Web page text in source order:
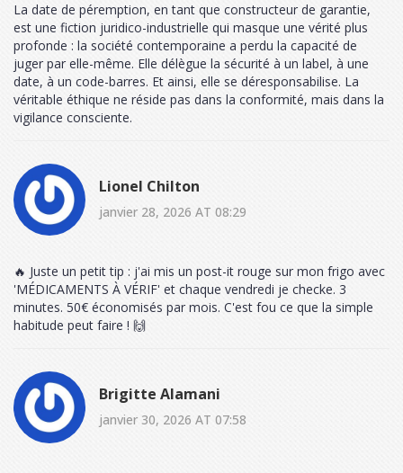
La date de péremption, en tant que constructeur de garantie,
est une fiction juridico-industrielle qui masque une vérité plus
profonde : la société contemporaine a perdu la capacité de
juger par elle-même. Elle délègue la sécurité à un label, à une
date, à un code-barres. Et ainsi, elle se déresponsabilise. La
véritable éthique ne réside pas dans la conformité, mais dans la
vigilance consciente.
Lionel Chilton
janvier 28, 2026 AT 08:29
🔥 Juste un petit tip : j'ai mis un post-it rouge sur mon frigo avec
'MÉDICAMENTS À VÉRIF' et chaque vendredi je checke. 3
minutes. 50€ économisés par mois. C'est fou ce que la simple
habitude peut faire ! 🙌
Brigitte Alamani
janvier 30, 2026 AT 07:58